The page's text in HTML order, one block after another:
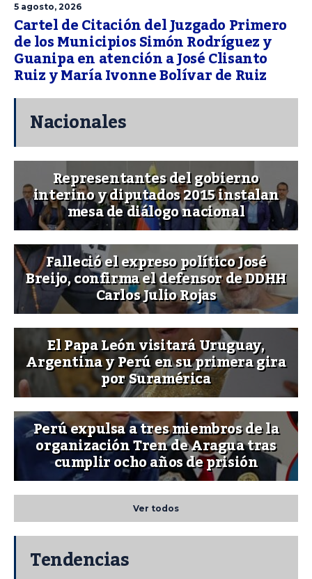
5 agosto, 2026
Cartel de Citación del Juzgado Primero
de los Municipios Simón Rodríguez y
Guanipa en atención a José Clisanto
Ruiz y María Ivonne Bolívar de Ruiz
Nacionales
Representantes del gobierno
interino y diputados 2015 instalan
mesa de diálogo nacional
Falleció el expreso político José
Breijo, confirma el defensor de DDHH
Carlos Julio Rojas
El Papa León visitará Uruguay,
Argentina y Perú en su primera gira
por Suramérica
Perú expulsa a tres miembros de la
organización Tren de Aragua tras
cumplir ocho años de prisión
Ver todos
Tendencias